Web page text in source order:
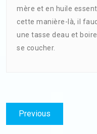
mère et en huile
cette manière-là, il
une tasse deau et
se coucher.
Navigation
de
Previous
post: